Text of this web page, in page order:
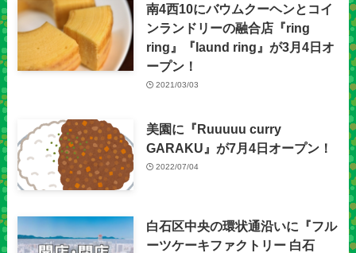
南4西10にバウムクーヘンとコイ
ンランドリーの融合店『ring
ring』『laund ring』が3月4日オ
ープン！
2021/03/03
美園に『Ruuuuu curry
GARAKU』が7月4日オープン！
2022/07/04
白石区中央の環状通沿いに『フル
ーツケーキファクトリー 白石